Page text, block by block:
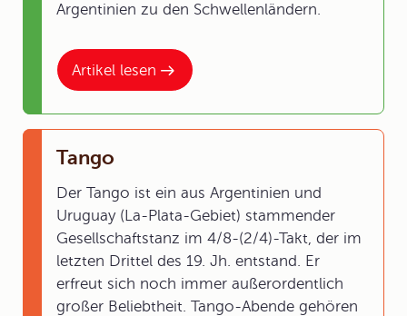
Artikel lesen
Argentinien zu den Schwellenländern.
Tango
Der Tango ist ein aus Argentinien und
Uruguay (La-Plata-Gebiet) stammender
Gesellschaftstanz im 4/8-(2/4)-Takt, der im
letzten Drittel des 19. Jh. entstand. Er
erfreut sich noch immer außerordentlich
großer Beliebtheit. Tango-Abende gehören